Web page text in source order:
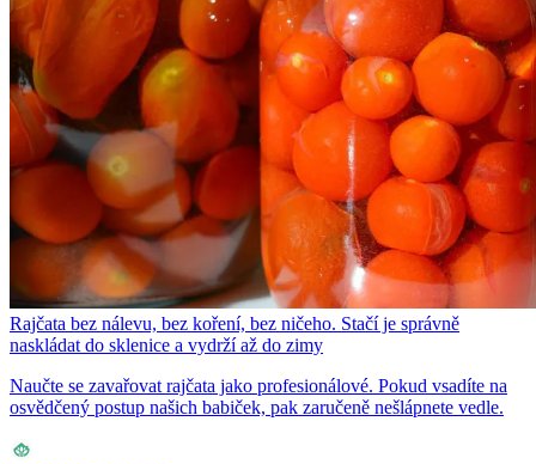
Rajčata bez nálevu, bez koření, bez ničeho. Stačí je správně
naskládat do sklenice a vydrží až do zimy
Naučte se zavařovat rajčata jako profesionálové. Pokud vsadíte na
osvědčený postup našich babiček, pak zaručeně nešlápnete vedle.